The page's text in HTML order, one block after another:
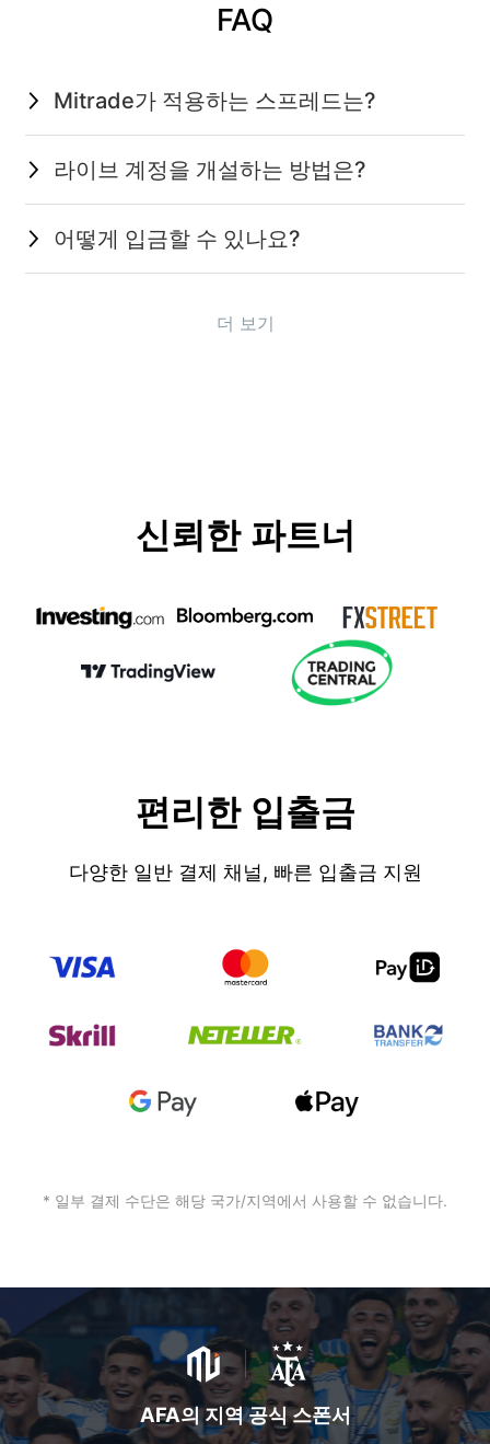
FAQ
Mitrade가 적용하는 스프레드는?
라이브 계정을 개설하는 방법은?
어떻게 입금할 수 있나요?
더 보기
신뢰한 파트너
편리한 입출금
다양한 일반 결제 채널, 빠른 입출금 지원
* 일부 결제 수단은 해당 국가/지역에서 사용할 수 없습니다.
AFA의 지역 공식 스폰서